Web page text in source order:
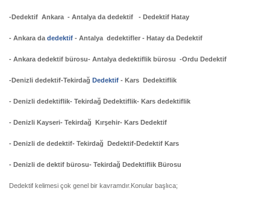
-Dedektif Ankara - Antalya da dedektif - Dedektif Hatay
- Ankara da dedektif - Antalya dedektifler - Hatay da Dedektif
- Ankara dedektif bürosu- Antalya dedektiflik bürosu -Ordu Dedektif
-Denizli dedektif-Tekirdağ Dedektif - Kars Dedektiflik
- Denizli dedektiflik- Tekirdağ Dedektiflik- Kars dedektiflik
- Denizli Kayseri- Tekirdağ Kırşehir- Kars Dedektif
- Denizli de dedektif- Tekirdağ Dedektif-Dedektif Kars
- Denizli de dektif bürosu- Tekirdağ Dedektiflik Bürosu
Dedektif kelimesi çok genel bir kavramdır.Konular başlıca;